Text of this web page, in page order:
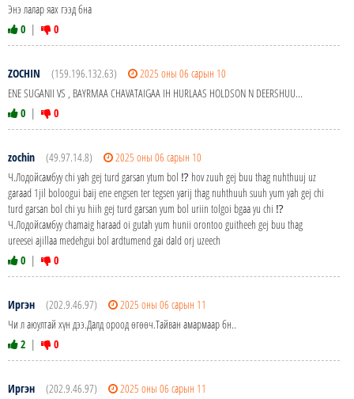
Энэ лалар яах гээд бна
0 | 0
ZOCHIN (159.196.132.63)
2025 оны 06 сарын 10
ENE SUGANII VS , BAYRMAA CHAVATAIGAA IH HURLAAS HOLDSON N DEERSHUU...
0 | 0
zochin (49.97.14.8)
2025 оны 06 сарын 10
Ч.Лодойсамбуу chi yah gej turd garsan ytum bol ⁉️ hov zuuh gej buu thag nuhthuuj uz
garaad 1jil boloogui baij ene engsen ter tegsen yarij thag nuhthuuh suuh yum yah gej chi
turd garsan bol chi yu hiih gej turd garsan yum bol uriin tolgoi bgaa yu chi ⁉️
Ч.Лодойсамбуу chamaig haraad oi gutah yum hunii orontoo guitheeh gej buu thag
ureesei ajillaa medehgui bol ardtumend gai dald orj uzeech
0 | 0
Иргэн (202.9.46.97)
2025 оны 06 сарын 11
Чи л аюултай хүн дээ.Далд ороод өгөөч.Тайван амармаар бн..
2 | 0
Иргэн (202.9.46.97)
2025 оны 06 сарын 11